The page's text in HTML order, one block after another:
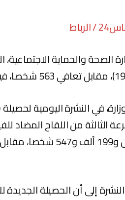
الثالثة من اللقاح المضاد
إلى أن الحصيلة الجديدة